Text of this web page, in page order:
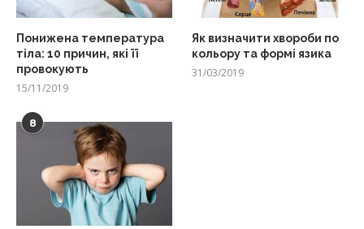
Понижена температура
тіла: 10 причин, які її
провокують
15/11/2019
Як визначити хвороби по
кольору та формі язика
31/03/2019
8